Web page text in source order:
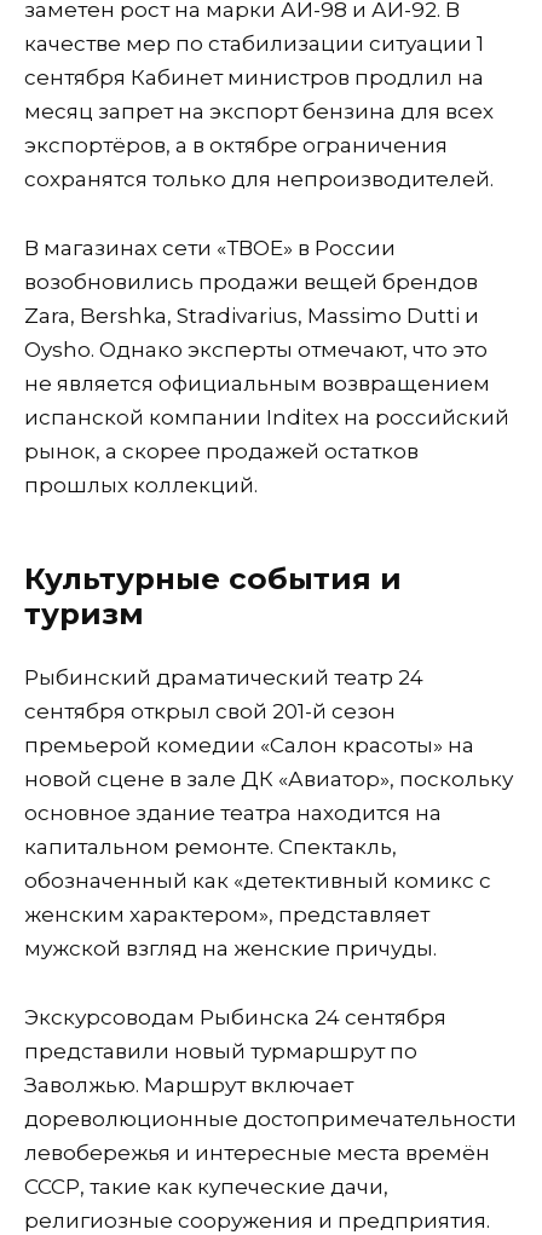
заметен рост на марки АИ-98 и АИ-92. В
качестве мер по стабилизации ситуации 1
сентября Кабинет министров продлил на
месяц запрет на экспорт бензина для всех
экспортёров, а в октябре ограничения
сохранятся только для непроизводителей.
В магазинах сети «ТВОЕ» в России
возобновились продажи вещей брендов
Zara, Bershka, Stradivarius, Massimo Dutti и
Oysho. Однако эксперты отмечают, что это
не является официальным возвращением
испанской компании Inditex на российский
рынок, а скорее продажей остатков
прошлых коллекций.
Культурные события и
туризм
Рыбинский драматический театр 24
сентября открыл свой 201-й сезон
премьерой комедии «Салон красоты» на
новой сцене в зале ДК «Авиатор», поскольку
основное здание театра находится на
капитальном ремонте. Спектакль,
обозначенный как «детективный комикс с
женским характером», представляет
мужской взгляд на женские причуды.
Экскурсоводам Рыбинска 24 сентября
представили новый турмаршрут по
Заволжью. Маршрут включает
дореволюционные достопримечательности
левобережья и интересные места времён
СССР, такие как купеческие дачи,
религиозные сооружения и предприятия.